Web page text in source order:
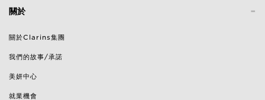
-
關於
關於Clarins集團
我們的故事/承諾
美妍中心
就業機會